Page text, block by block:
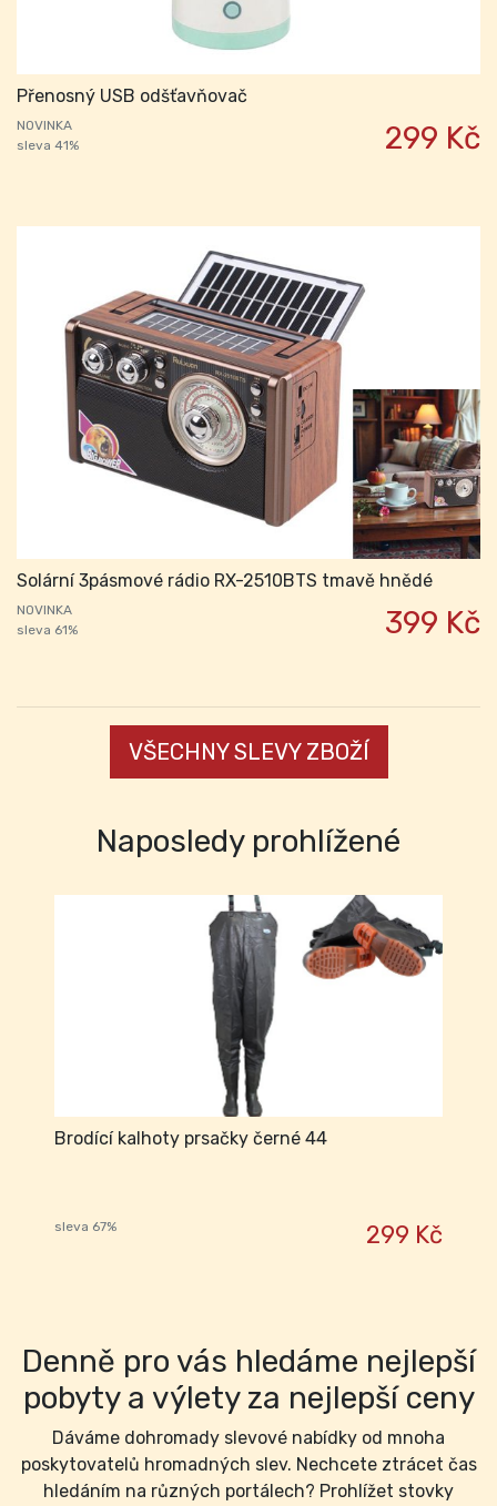
Přenosný USB odšťavňovač
NOVINKA
sleva 41%
299 Kč
Solární 3pásmové rádio RX-2510BTS tmavě hnědé
NOVINKA
sleva 61%
399 Kč
VŠECHNY SLEVY ZBOŽÍ
Naposledy prohlížené
Brodící kalhoty prsačky černé 44
sleva 67% 299 Kč
Denně pro vás hledáme nejlepší
pobyty a výlety za nejlepší ceny
Dáváme dohromady slevové nabídky od mnoha
poskytovatelů hromadných slev. Nechcete ztrácet čas
hledáním na různých portálech? Prohlížet stovky